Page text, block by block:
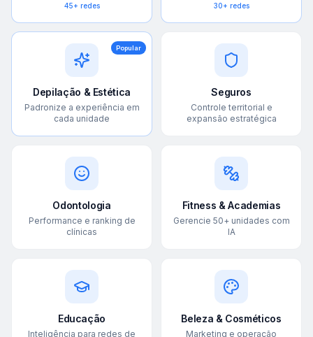
45+ redes 30+ redes
Popular
Depilação & Estética
Padronize a experiência em
cada unidade
Seguros
Controle territorial e
expansão estratégica
Odontologia
Performance e ranking de
clínicas
Fitness & Academias
Gerencie 50+ unidades com
IA
Educação
Inteligência para redes de
Beleza & Cosméticos
Marketing e operação